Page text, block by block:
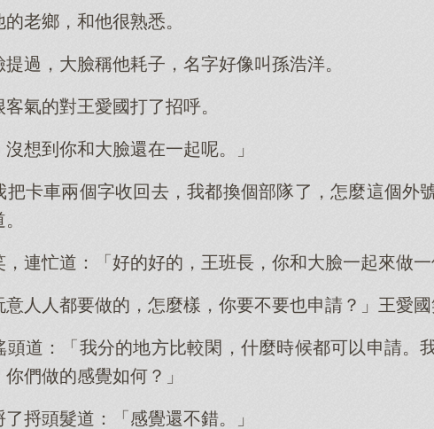
老鄉，和他很熟悉。
過，大臉稱他耗子，名字好像叫孫浩洋。
氣的對王愛國打了招呼。
沒想到你和大臉還在一起呢。」
把卡車兩個字收回去，我都換個部隊了，怎麼這個外
連忙道：「好的好的，王班長，你和大臉一起來做一
意人人都要做的，怎麼樣，你要不要也申請？」王愛國
頭道：「我分的地方比較閑，什麼時候都可以申請。
們做的感覺如何？」
捋頭髮道：「感覺還不錯。」